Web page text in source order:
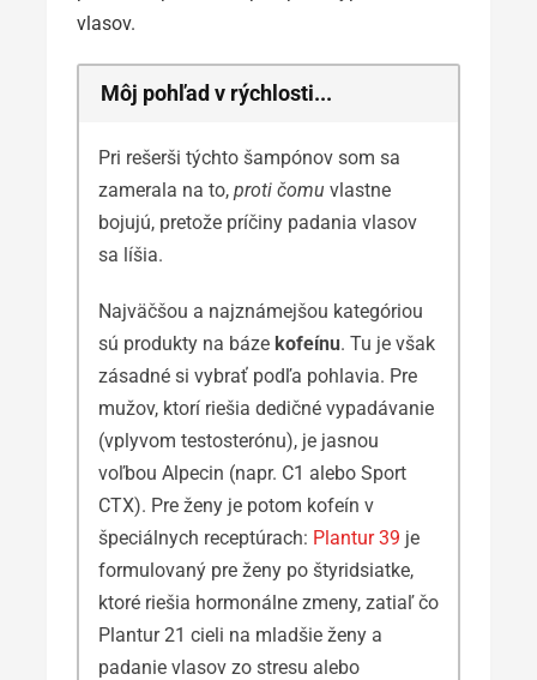
vlasov.
Môj pohľad v rýchlosti...
Pri rešerši týchto šampónov som sa
zamerala na to, proti čomu vlastne
bojujú, pretože príčiny padania vlasov
sa líšia.
Najväčšou a najznámejšou kategóriou
sú produkty na báze kofeínu. Tu je však
zásadné si vybrať podľa pohlavia. Pre
mužov, ktorí riešia dedičné vypadávanie
(vplyvom testosterónu), je jasnou
voľbou Alpecin (napr. C1 alebo Sport
CTX). Pre ženy je potom kofeín v
špeciálnych receptúrach: Plantur 39 je
formulovaný pre ženy po štyridsiatke,
ktoré riešia hormonálne zmeny, zatiaľ čo
Plantur 21 cieli na mladšie ženy a
padanie vlasov zo stresu alebo